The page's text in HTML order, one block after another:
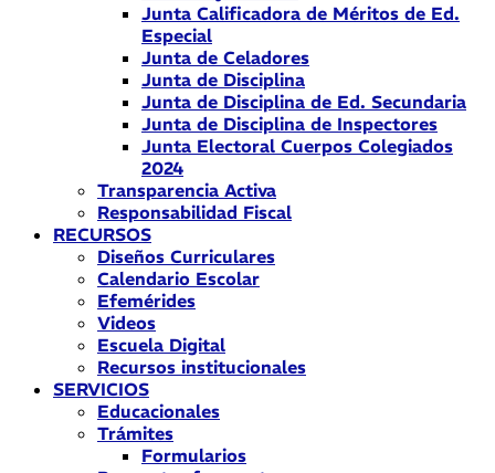
Junta Calificadora de Méritos de Ed.
Especial
Junta de Celadores
Junta de Disciplina
Junta de Disciplina de Ed. Secundaria
Junta de Disciplina de Inspectores
Junta Electoral Cuerpos Colegiados
2024
Transparencia Activa
Responsabilidad Fiscal
RECURSOS
Diseños Curriculares
Calendario Escolar
Efemérides
Videos
Escuela Digital
Recursos institucionales
SERVICIOS
Educacionales
Trámites
Formularios